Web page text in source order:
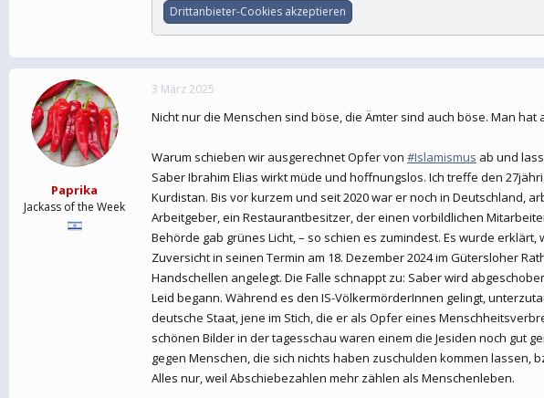
Drittanbieter-Cookies akzeptieren
Paprika
Jackass of the Week
3 März 2025
Nicht nur die Menschen sind böse, die Ämter sind auch böse. Man
Warum schieben wir ausgerechnet Opfer von #Islamismus ab und
Saber Ibrahim Elias wirkt müde und hoffnungslos. Ich treffe den
Kurdistan. Bis vor kurzem und seit 2020 war er noch in Deutschland,
Arbeitgeber, ein Restaurantbesitzer, der einen vorbildlichen
Behörde gab grünes Licht, – so schien es zumindest. Es wurde
Zuversicht in seinen Termin am 18. Dezember 2024 im Gütersloher
Handschellen angelegt. Die Falle schnappt zu: Saber wird
Leid begann. Während es den IS-VölkermörderInnen gelingt,
deutsche Staat, jene im Stich, die er als Opfer eines
schönen Bilder in der tagesschau waren einem die Jesiden noch gut
gegen Menschen, die sich nichts haben zuschulden kommen lassen,
Alles nur, weil Abschiebezahlen mehr zählen als Menschenleben.